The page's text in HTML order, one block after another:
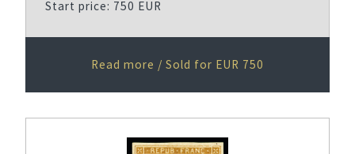
Start price: 750 EUR
Read more / Sold for EUR 750